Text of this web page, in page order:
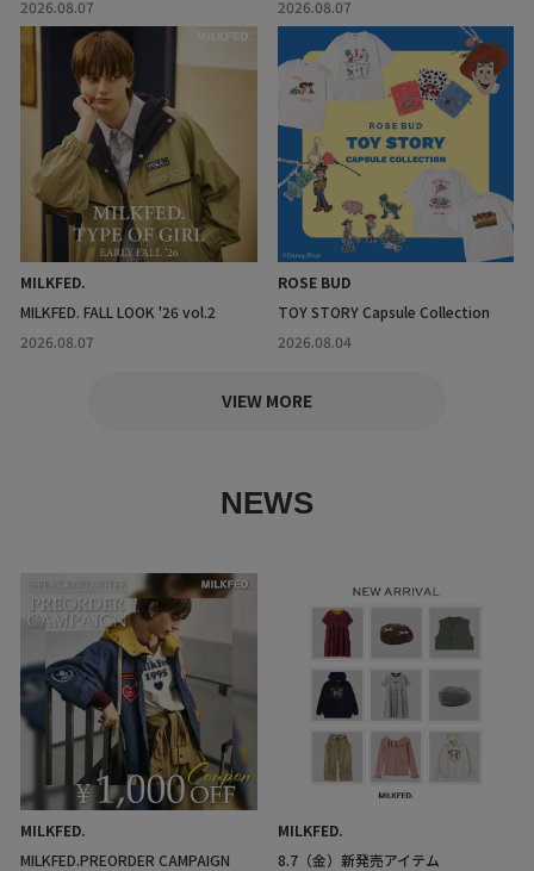
2026.08.07
2026.08.07
MILKFED.
MILKFED. FALL LOOK '26 vol.2
2026.08.07
ROSE BUD
TOY STORY Capsule Collection
2026.08.04
VIEW MORE
NEWS
MILKFED.
MILKFED.PREORDER CAMPAIGN
MILKFED.
8.7（金）新発売アイテム